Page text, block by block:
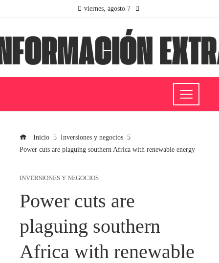
viernes, agosto 7
Inicio
Inversiones y negocios
Power cuts are plaguing southern Africa with renewable energy
INVERSIONES Y NEGOCIOS
Power cuts are
plaguing southern
Africa with renewable